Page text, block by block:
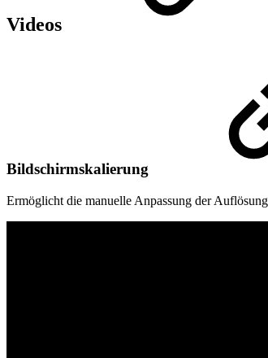
Videos
Bildschirmskalierung
Ermöglicht die manuelle Anpassung der